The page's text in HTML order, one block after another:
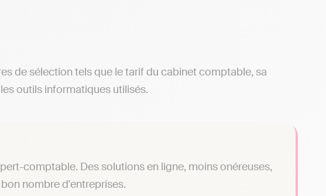
de sélection tels que le tarif du cabinet comptable, sa
outils informatiques utilisés.
comptable. Des solutions en ligne, moins onéreuses,
nombre d'entreprises.